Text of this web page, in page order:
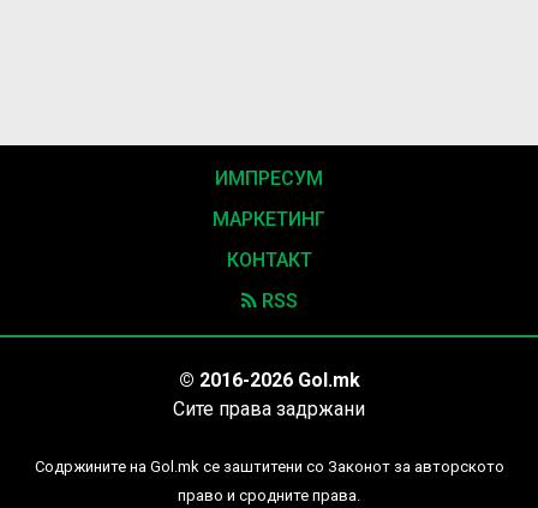
ИМПРЕСУМ
МАРКЕТИНГ
КОНТАКТ
RSS
© 2016-2026 Gol.mk
Сите права задржани
Содржините на Gol.mk се заштитени со Законот за авторското
право и сродните права.